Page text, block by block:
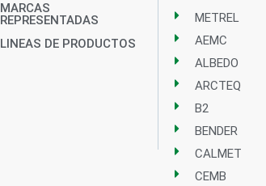
MARCAS
REPRESENTADAS
LINEAS DE PRODUCTOS
METREL
AEMC
ALBEDO
ARCTEQ
B2
BENDER
CALMET
CEMB